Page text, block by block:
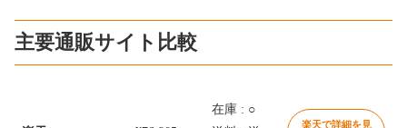
主要通販サイト比較
在庫 : ○
楽天で詳細を見